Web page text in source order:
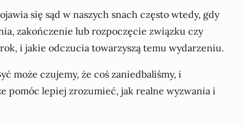
się sąd w naszych snach często wtedy, gdy
zakończenie lub rozpoczęcie związku czy
i jakie odczucia towarzyszą temu wydarzeniu.
może czujemy, że coś zaniedbaliśmy, i
pomóc lepiej zrozumieć, jak realne wyzwania i